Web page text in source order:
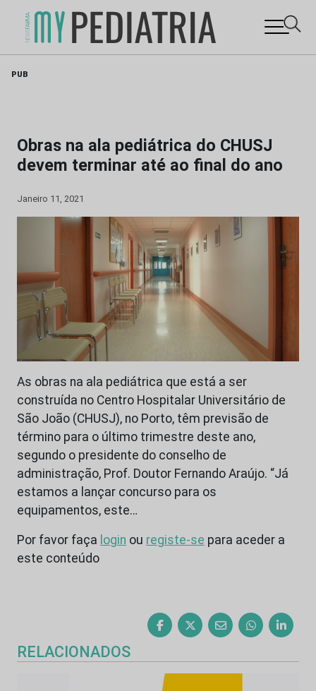
PUB
Obras na ala pediátrica do CHUSJ
devem terminar até ao final do ano
Janeiro 11, 2021
As obras na ala pediátrica que está a ser
construída no Centro Hospitalar Universitário de
São João (CHUSJ), no Porto, têm previsão de
término para o último trimestre deste ano,
segundo o presidente do conselho de
administração, Prof. Doutor Fernando Araújo. “Já
estamos a lançar concurso para os
equipamentos, este…
Por favor faça login ou registe-se para aceder a
este conteúdo
RELACIONADOS